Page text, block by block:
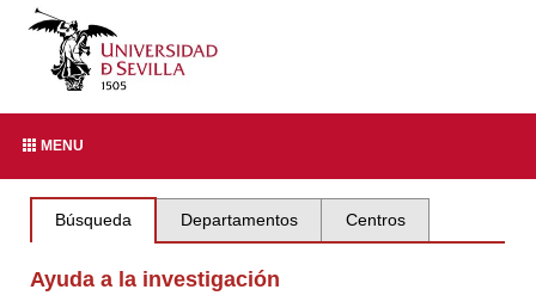
MENU
Búsqueda Departamentos Centros
Ayuda a la investigación